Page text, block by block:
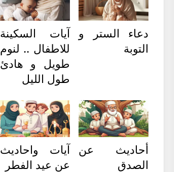
دعاء الستر و
التوبة
آيات السكينة
للاطفال .. لنوم
طويل و هادئ
طول الليل
أحاديث عن
الصدق
آيات واحاديث
عن عيد الفطر